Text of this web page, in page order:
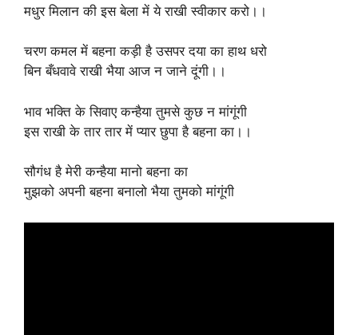
मधुर मिलान की इस बेला में ये राखी स्वीकार करो।।
चरण कमल में बहना कड़ी है उसपर दया का हाथ धरो
बिन बँधवावे राखी भैया आज न जाने दूंगी।।
भाव भक्ति के सिवाए कन्हैया तुमसे कुछ न मांगूंगी
इस राखी के तार तार में प्यार छुपा है बहना का।।
सौगंध है मेरी कन्हैया मानो बहना का
मुझको अपनी बहना बनालो भैया तुमको मांगूंगी